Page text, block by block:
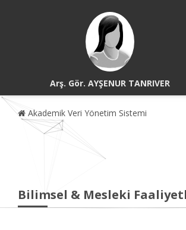
Arş. Gör. AYŞENUR TANRIVER
Akademik Veri Yönetim Sistemi
Bilimsel & Mesleki